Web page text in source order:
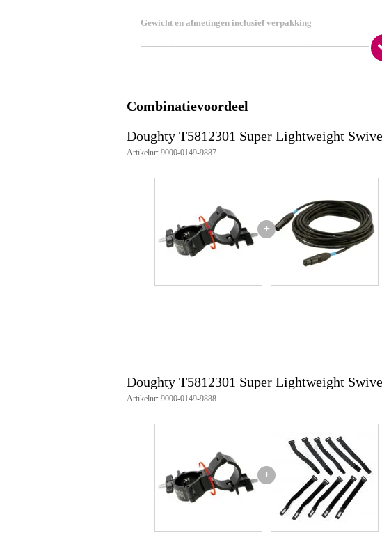
Gewicht en afmetingen inclusief verpakking
Gewicht(incl. verpakking)
400 gr
Productspecificaties
geschikt voor buisdiameter: 48-51 mm
klembreedte: 30 mm
materiaal: AW6082 T6 aluminium,
kleuropties: zwart gepoedercoat (T5812301),
maximale draaimoment: 30 Nm
veiligheidsfactor: 5:1
artikelnummer: T5812301
Combinatievoordeel
Doughty T5812301 Super Lightweight
Artikelnr: 9000-0149-9887
+
Doughty T5812301 Super Lightweight
Artikelnr: 9000-0149-9888
+